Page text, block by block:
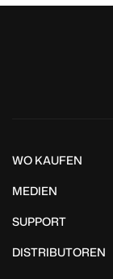
WO KAUFEN
MEDIEN
SUPPORT
DISTRIBUTOREN